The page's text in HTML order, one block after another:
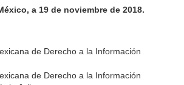
a 19 de noviembre de 2018.
de Derecho a la Información
de Derecho a la Información